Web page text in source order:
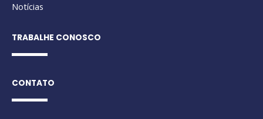
Notícias
TRABALHE CONOSCO
CONTATO